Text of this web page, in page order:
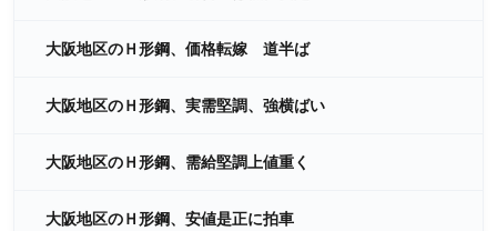
大阪地区のＨ形鋼、価格転嫁 道半ば
大阪地区のＨ形鋼、実需堅調、強横ばい
大阪地区のＨ形鋼、需給堅調上値重く
大阪地区のＨ形鋼、安値是正に拍車